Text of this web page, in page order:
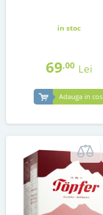
in stoc
69,00 Lei
Adauga in cos